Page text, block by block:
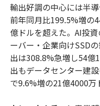
輸出好調の中心には半
前年同月比199.5%増の
億ドルを超えた。AI投
ーバー・企業向けSSD
出は308.8%急増し54億
出もデータセンター建
で9.6%増の21億4000万